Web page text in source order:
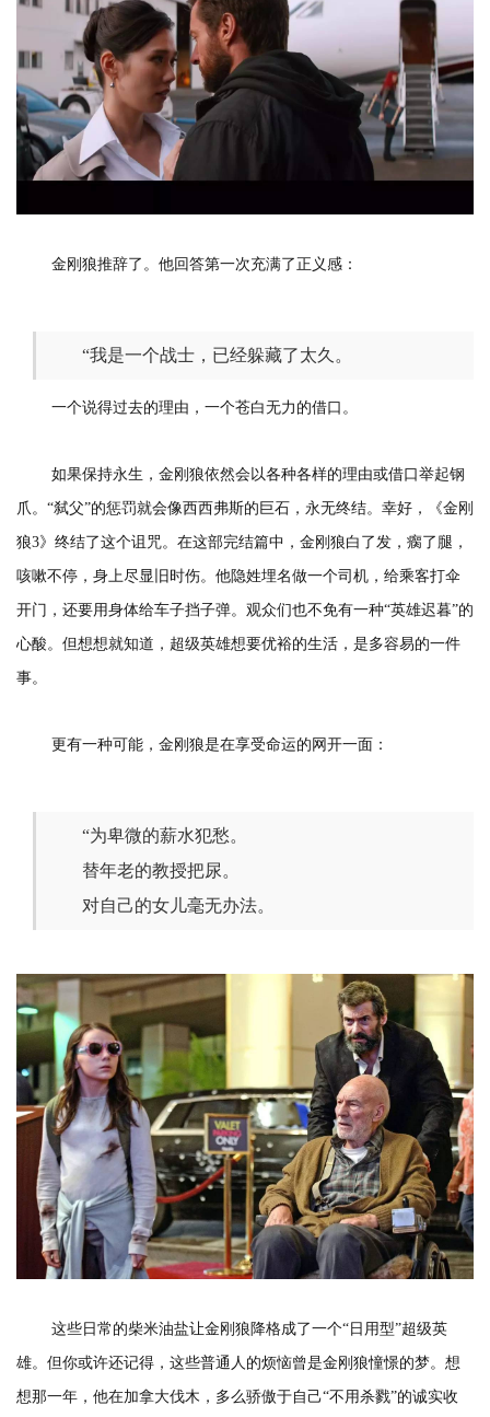
金刚狼推辞了。他回答第一次充满了正义感：
“我是一个战士，已经躲藏了太久。
一个说得过去的理由，一个苍白无力的借口。
如果保持永生，金刚狼依然会以各种各样的理由或借口举起钢
爪。“弑父”的惩罚就会像西西弗斯的巨石，永无终结。幸好，《金刚
狼3》终结了这个诅咒。在这部完结篇中，金刚狼白了发，瘸了腿，
咳嗽不停，身上尽显旧时伤。他隐姓埋名做一个司机，给乘客打伞
开门，还要用身体给车子挡子弹。观众们也不免有一种“英雄迟暮”的
心酸。但想想就知道，超级英雄想要优裕的生活，是多容易的一件
事。
更有一种可能，金刚狼是在享受命运的网开一面：
“为卑微的薪水犯愁。
替年老的教授把尿。
对自己的女儿毫无办法。
这些日常的柴米油盐让金刚狼降格成了一个“日用型”超级英
雄。但你或许还记得，这些普通人的烦恼曾是金刚狼憧憬的梦。想
想那一年，他在加拿大伐木，多么骄傲于自己“不用杀戮”的诚实收